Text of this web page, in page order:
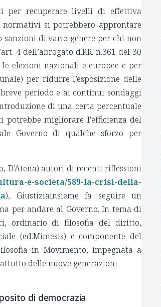
per recuperare livelli di effettiva
si potrebbero approntare
di vario genere per chi non
4 dell’abrogato d.P.R. n.361 del 30
elezioni nazionali e europee e per
per ridurre l’esposizione delle
periodo e ai continui sondaggi
di una certa percentuale
migliorare l'efficienza del
Governo di qualche sforzo per
D’Atena) autori di recenti riflessioni
e-societa/589-la-crisi-della-
), Giustiziainsieme fa seguire un
per andare al Governo. In tema di
ordinario di filosofia del diritto,
(ed.Mimesis) e componente del
in Movimento, impegnata a
delle nuove generazioni.
di democrazia